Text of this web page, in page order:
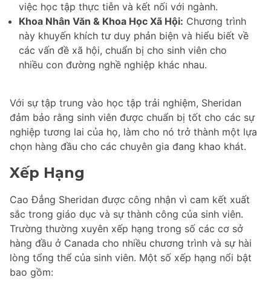
việc học tập thực tiễn và kết nối với ngành.
Khoa Nhân Văn & Khoa Học Xã Hội: Chương trình
này khuyến khích tư duy phản biện và hiểu biết về
các vấn đề xã hội, chuẩn bị cho sinh viên cho
nhiều con đường nghề nghiệp khác nhau.
Với sự tập trung vào học tập trải nghiệm, Sheridan
đảm bảo rằng sinh viên được chuẩn bị tốt cho các sự
nghiệp tương lai của họ, làm cho nó trở thành một lựa
chọn hàng đầu cho các chuyên gia đang khao khát.
Xếp Hạng
Cao Đẳng Sheridan được công nhận vì cam kết xuất
sắc trong giáo dục và sự thành công của sinh viên.
Trường thường xuyên xếp hạng trong số các cơ sở
hàng đầu ở Canada cho nhiều chương trình và sự hài
lòng tổng thể của sinh viên. Một số xếp hạng nổi bật
bao gồm: